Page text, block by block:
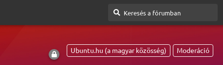
Ubuntu.hu (a magyar közösség) Moderáció